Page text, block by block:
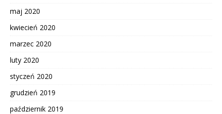
maj 2020
kwiecień 2020
marzec 2020
luty 2020
styczeń 2020
grudzień 2019
październik 2019